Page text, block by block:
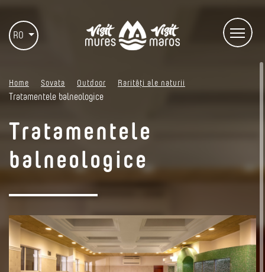
RO
Home Sovata Outdoor Rarități ale naturii
Tratamentele balneologice
Tratamentele
balneologice